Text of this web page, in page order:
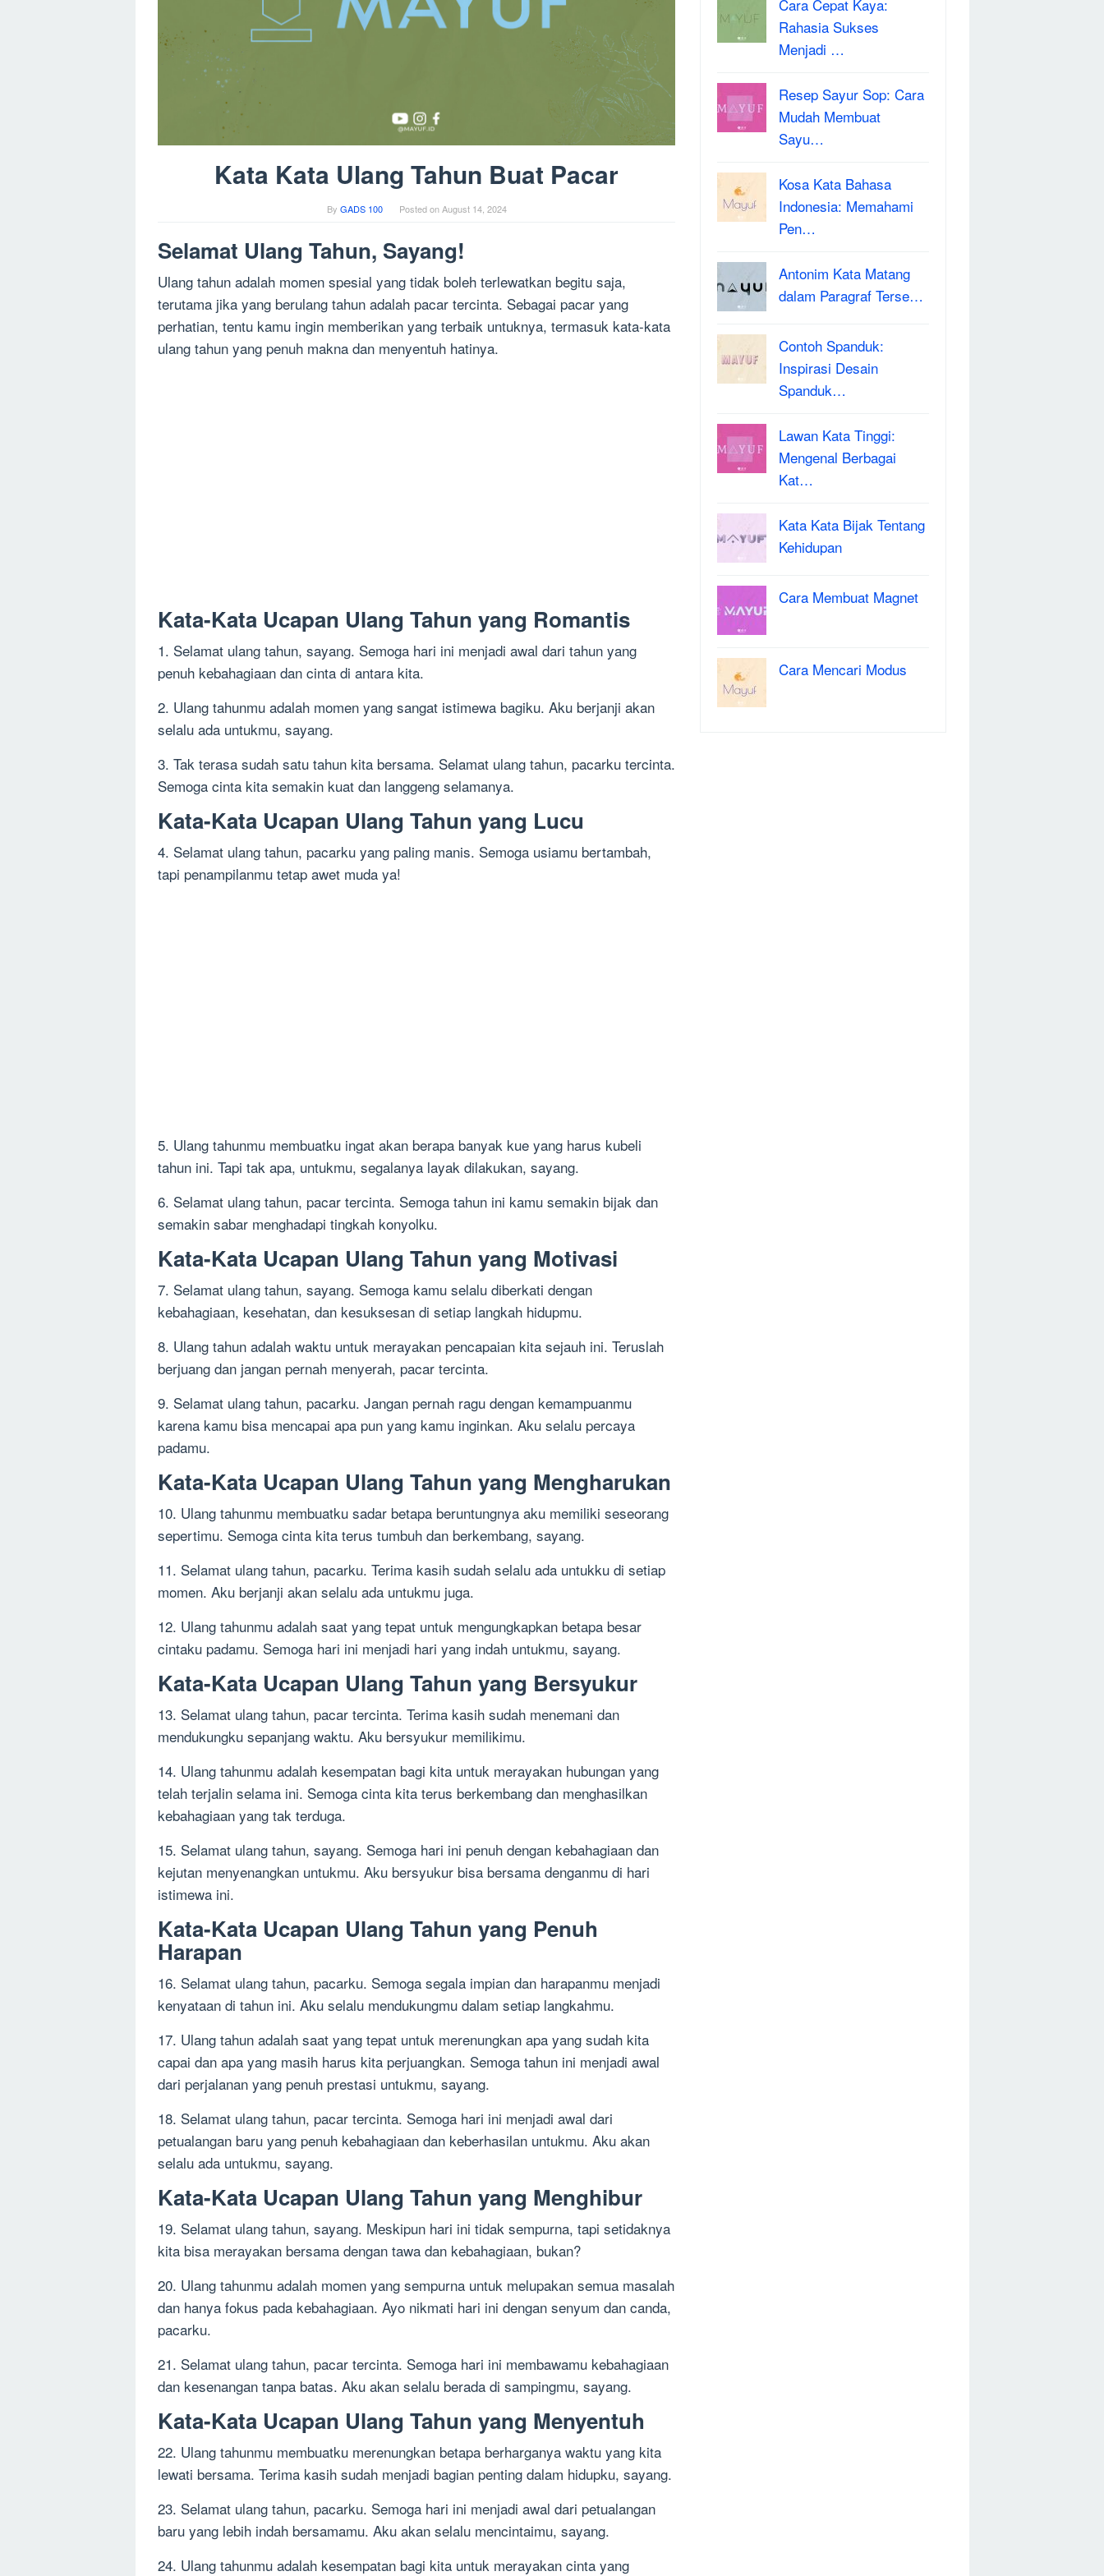
Kata Kata Ulang Tahun Buat Pacar
By GADS 100 Posted onAugust 14, 2024
Selamat Ulang Tahun, Sayang!
Ulang tahun adalah momen spesial yang tidak boleh terlewatkan begitu saja,
terutama jika yang berulang tahun adalah pacar tercinta. Sebagai pacar yang
perhatian, tentu kamu ingin memberikan yang terbaik untuknya, termasuk kata-kata
ulang tahun yang penuh makna dan menyentuh hatinya.
Kata-Kata Ucapan Ulang Tahun yang Romantis
1. Selamat ulang tahun, sayang. Semoga hari ini menjadi awal dari tahun yang
penuh kebahagiaan dan cinta di antara kita.
2. Ulang tahunmu adalah momen yang sangat istimewa bagiku. Aku berjanji akan
selalu ada untukmu, sayang.
3. Tak terasa sudah satu tahun kita bersama. Selamat ulang tahun, pacarku tercinta.
Semoga cinta kita semakin kuat dan langgeng selamanya.
Kata-Kata Ucapan Ulang Tahun yang Lucu
4. Selamat ulang tahun, pacarku yang paling manis. Semoga usiamu bertambah,
tapi penampilanmu tetap awet muda ya!
5. Ulang tahunmu membuatku ingat akan berapa banyak kue yang harus kubeli
tahun ini. Tapi tak apa, untukmu, segalanya layak dilakukan, sayang.
6. Selamat ulang tahun, pacar tercinta. Semoga tahun ini kamu semakin bijak dan
semakin sabar menghadapi tingkah konyolku.
Kata-Kata Ucapan Ulang Tahun yang Motivasi
7. Selamat ulang tahun, sayang. Semoga kamu selalu diberkati dengan
kebahagiaan, kesehatan, dan kesuksesan di setiap langkah hidupmu.
8. Ulang tahun adalah waktu untuk merayakan pencapaian kita sejauh ini. Teruslah
berjuang dan jangan pernah menyerah, pacar tercinta.
9. Selamat ulang tahun, pacarku. Jangan pernah ragu dengan kemampuanmu
karena kamu bisa mencapai apa pun yang kamu inginkan. Aku selalu percaya
padamu.
Kata-Kata Ucapan Ulang Tahun yang Mengharukan
10. Ulang tahunmu membuatku sadar betapa beruntungnya aku memiliki seseorang
sepertimu. Semoga cinta kita terus tumbuh dan berkembang, sayang.
11. Selamat ulang tahun, pacarku. Terima kasih sudah selalu ada untukku di setiap
momen. Aku berjanji akan selalu ada untukmu juga.
12. Ulang tahunmu adalah saat yang tepat untuk mengungkapkan betapa besar
cintaku padamu. Semoga hari ini menjadi hari yang indah untukmu, sayang.
Kata-Kata Ucapan Ulang Tahun yang Bersyukur
13. Selamat ulang tahun, pacar tercinta. Terima kasih sudah menemani dan
mendukungku sepanjang waktu. Aku bersyukur memilikimu.
14. Ulang tahunmu adalah kesempatan bagi kita untuk merayakan hubungan yang
telah terjalin selama ini. Semoga cinta kita terus berkembang dan menghasilkan
kebahagiaan yang tak terduga.
15. Selamat ulang tahun, sayang. Semoga hari ini penuh dengan kebahagiaan dan
kejutan menyenangkan untukmu. Aku bersyukur bisa bersama denganmu di hari
istimewa ini.
Kata-Kata Ucapan Ulang Tahun yang Penuh
Harapan
16. Selamat ulang tahun, pacarku. Semoga segala impian dan harapanmu menjadi
kenyataan di tahun ini. Aku selalu mendukungmu dalam setiap langkahmu.
17. Ulang tahun adalah saat yang tepat untuk merenungkan apa yang sudah kita
capai dan apa yang masih harus kita perjuangkan. Semoga tahun ini menjadi awal
dari perjalanan yang penuh prestasi untukmu, sayang.
18. Selamat ulang tahun, pacar tercinta. Semoga hari ini menjadi awal dari
petualangan baru yang penuh kebahagiaan dan keberhasilan untukmu. Aku akan
selalu ada untukmu, sayang.
Kata-Kata Ucapan Ulang Tahun yang Menghibur
19. Selamat ulang tahun, sayang. Meskipun hari ini tidak sempurna, tapi setidaknya
kita bisa merayakan bersama dengan tawa dan kebahagiaan, bukan?
20. Ulang tahunmu adalah momen yang sempurna untuk melupakan semua masalah
dan hanya fokus pada kebahagiaan. Ayo nikmati hari ini dengan senyum dan canda,
pacarku.
21. Selamat ulang tahun, pacar tercinta. Semoga hari ini membawamu kebahagiaan
dan kesenangan tanpa batas. Aku akan selalu berada di sampingmu, sayang.
Kata-Kata Ucapan Ulang Tahun yang Menyentuh
22. Ulang tahunmu membuatku merenungkan betapa berharganya waktu yang kita
lewati bersama. Terima kasih sudah menjadi bagian penting dalam hidupku, sayang.
23. Selamat ulang tahun, pacarku. Semoga hari ini menjadi awal dari petualangan
baru yang lebih indah bersamamu. Aku akan selalu mencintaimu, sayang.
24. Ulang tahunmu adalah kesempatan bagi kita untuk merayakan cinta yang
Cara Cepat Kaya:
Rahasia Sukses
Menjadi …
Resep Sayur Sop: Cara
Mudah Membuat
Sayu…
Kosa Kata Bahasa
Indonesia: Memahami
Pen…
Antonim Kata Matang
dalam Paragraf Terse…
Contoh Spanduk:
Inspirasi Desain
Spanduk…
Lawan Kata Tinggi:
Mengenal Berbagai
Kat…
Kata Kata Bijak Tentang
Kehidupan
Cara Membuat Magnet
Cara Mencari Modus